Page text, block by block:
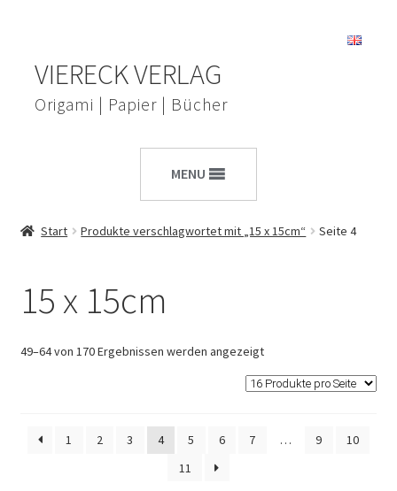
Navigation
springen
Inhalt
springen
VIERECK VERLAG
Origami | Papier | Bücher
MENU
Start Produkte verschlagwortet mit „15 x 15cm“ Seite 4
15 x 15cm
49–64 von 170 Ergebnissen werden angezeigt
1 2 3 4 5 6 7 … 9
10
11